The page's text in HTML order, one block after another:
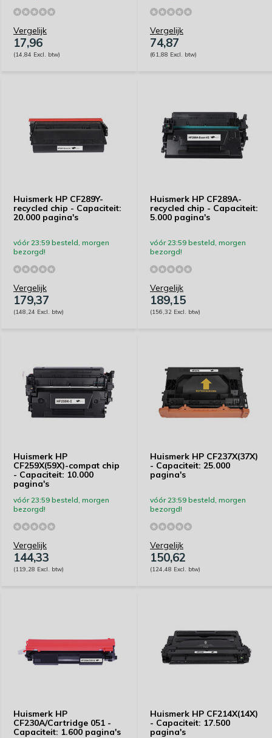
Vergelijk
17,96
(14,84 Excl. btw)
Vergelijk
74,87
(61,88 Excl. btw)
Huismerk HP CF289Y-
recycled chip - Capaciteit:
20.000 pagina's
vóór 23:59 besteld, morgen
bezorgd!
Vergelijk
179,37
(148,24 Excl. btw)
Huismerk HP CF289A-
recycled chip - Capaciteit:
5.000 pagina's
vóór 23:59 besteld, morgen
bezorgd!
Vergelijk
189,15
(156,32 Excl. btw)
Huismerk HP
CF259X(59X)-compat chip
- Capaciteit: 10.000
pagina's
vóór 23:59 besteld, morgen
bezorgd!
Vergelijk
144,33
(119,28 Excl. btw)
Huismerk HP CF237X(37X)
- Capaciteit: 25.000
pagina's
vóór 23:59 besteld, morgen
bezorgd!
Vergelijk
150,62
(124,48 Excl. btw)
Huismerk HP
CF230A/Cartridge 051 -
Capaciteit: 1.600 pagina's
Huismerk HP CF214X(14X)
- Capaciteit: 17.500
pagina's